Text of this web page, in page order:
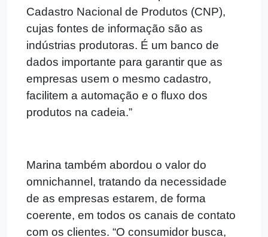
Cadastro Nacional de Produtos (CNP),
cujas fontes de informação são as
indústrias produtoras. É um banco de
dados importante para garantir que as
empresas usem o mesmo cadastro,
facilitem a automação e o fluxo dos
produtos na cadeia.”
Marina também abordou o valor do
omnichannel, tratando da necessidade
de as empresas estarem, de forma
coerente, em todos os canais de contato
com os clientes. “O consumidor busca,